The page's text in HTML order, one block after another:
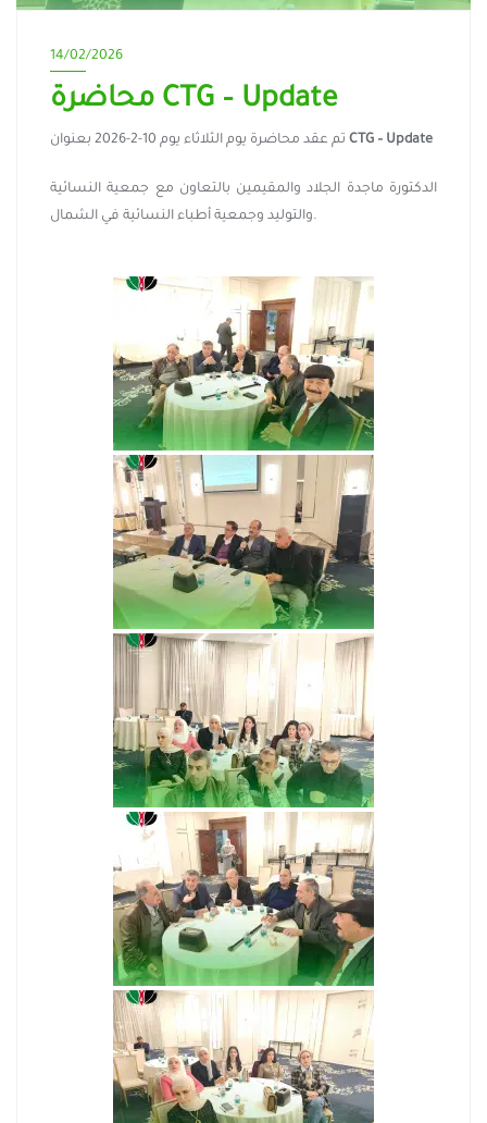
14/02/2026
محاضرة CTG – Update
CTG – Update
الدكتورة ماجدة الجلاد والمقيمين بالتعاون مع جمعية النسائية
والتوليد وجمعية أطباء النسائية في الشمال.